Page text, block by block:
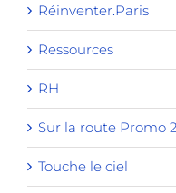
Réinventer.Paris
Ressources
RH
Sur la route Promo
Touche le ciel